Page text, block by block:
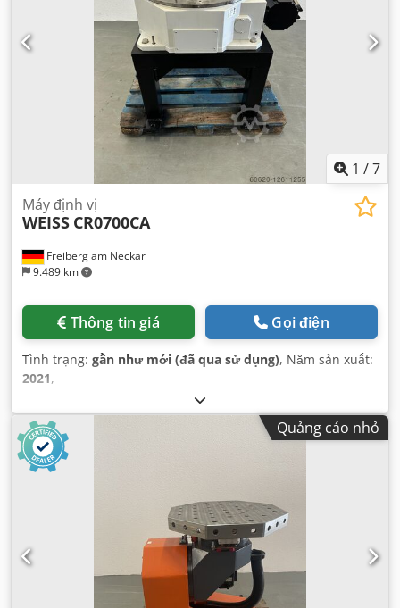
1 /7
Freiberg am Neckar
9.489 km
Máy định vị
WEISS CR0700CA
Thông tin giá Gọi điện
Tình trạng: gần như mới (đã qua sử dụng), Năm sản xuất:
2021,
Quảng cáo nhỏ